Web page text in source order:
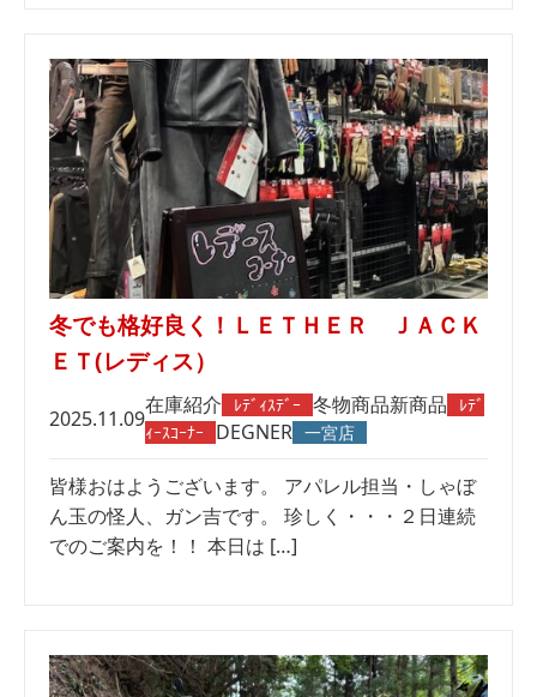
冬でも格好良く！ＬＥＴＨＥＲ ＪＡＣＫ
ＥＴ(レディス）
2025.11.09
在庫紹介 ﾚﾃﾞｨｽﾃﾞｰ 冬物商品新商品
ﾚﾃﾞ
ｨｰｽｺｰﾅｰ
DEGNER 一宮店
皆様おはようございます。 アパレル担当・しゃぼ
ん玉の怪人、ガン吉です。 珍しく・・・２日連続
でのご案内を！！ 本日は […]